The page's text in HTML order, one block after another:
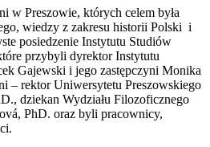
w Preszowie, których celem była
wiedzy z zakresu historii Polski i
posiedzenie Instytutu Studiów
przybyli dyrektor Instytutu
Gajewski i jego zastępczyni Monika
– rektor Uniwersytetu Preszowskiego
dziekan Wydziału Filozoficznego
PhD. oraz byli pracownicy,